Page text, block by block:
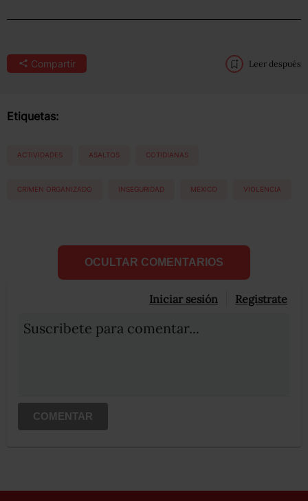
Compartir Leer después
Etiquetas:
ACTIVIDADES ASALTOS COTIDIANAS
CRIMEN ORGANIZADO INSEGURIDAD MEXICO VIOLENCIA
OCULTAR COMENTARIOS
Iniciar sesión Registrate
Suscribete para comentar...
COMENTAR